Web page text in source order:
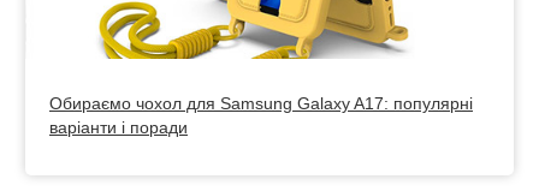
Обираємо чохол для Samsung Galaxy A17: популярні
варіанти і поради